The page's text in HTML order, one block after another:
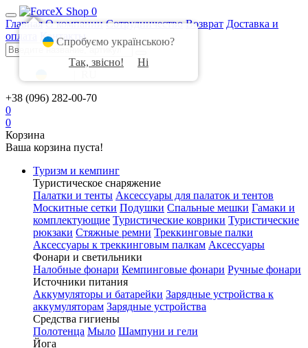
0
Главная О компании Сотрудничество Возврат Доставка и
оплата
Контакты
+38 (096) 282-00-70
0
0
Корзина
Ваша корзина пуста!
Туризм и кемпинг
Туристическое снаряжение
Палатки и тенты Аксессуары для палаток и тентов
Москитные сетки Подушки Спальные мешки Гамаки и
комплектующие Туристические коврики Туристические
рюкзаки Стяжные ремни Треккинговые палки
Аксессуары к треккинговым палкам Аксессуары
Фонари и светильники
Налобные фонари Кемпинговые фонари Ручные фонари
Источники питания
Аккумуляторы и батарейки Зарядные устройства к
аккумуляторам Зарядные устройства
Средства гигиены
Полотенца Мыло Шампуни и гели
Йога
Спробуємо українською?
Так, звісно!
Ні